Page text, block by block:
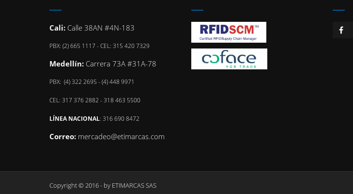
Cali: Calle 38AN #4N-183
PBX: (2) 665 1117 - CEL: 315 420 7329
Medellín: Carrera 73A #31A-78
PBX: (4) 322 2695 - (4) 448 9971
CEL: 317 376 2882 - 318 463 5500
LÍNEA NACIONAL: 316 690 8472
Correo: mercadeo@etimarcas.com
Copyright © 2016 - by ETIMARCAS SAS